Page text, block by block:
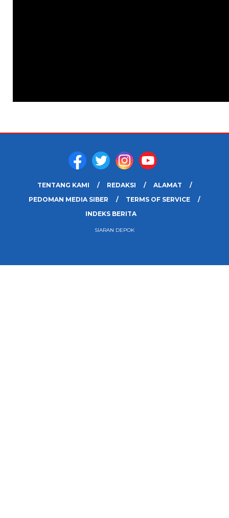
TENTANG KAMI REDAKSI
ALAMAT
PEDOMAN MEDIA SIBER
TERMS OF SERVICE
INDEKS BERITA
SIARAN DEPOK